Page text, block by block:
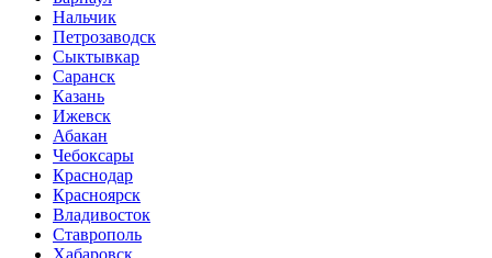
Нальчик
Петрозаводск
Сыктывкар
Саранск
Казань
Ижевск
Абакан
Чебоксары
Краснодар
Красноярск
Владивосток
Ставрополь
Хабаровск